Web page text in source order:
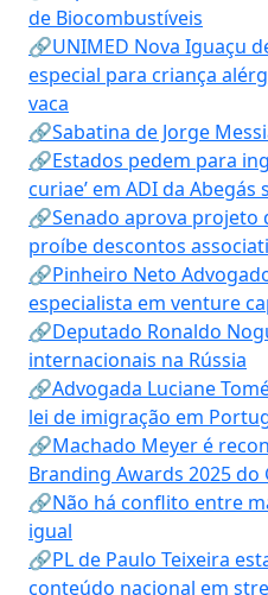
de Biocombustíveis
🔗UNIMED Nova Iguaçu
especial para criança
vaca
🔗Sabatina de Jorge
🔗Estados pedem para
curiae’ em ADI da Abegás
🔗Senado aprova projeto
proíbe descontos
🔗Pinheiro Neto
especialista em venture
🔗Deputado Ronaldo
internacionais na Rússia
🔗Advogada Luciane
lei de imigração em
🔗Machado Meyer é
Branding Awards 2025 do
🔗Não há conflito entre
igual
🔗PL de Paulo Teixeira
conteúdo nacional em